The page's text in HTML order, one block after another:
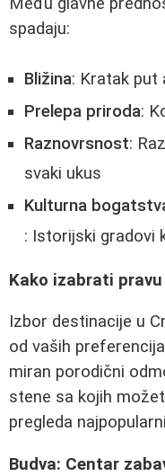
spadaju:
Bližina: Kratak put
Prelepa priroda:
Raznovrsnost:
svaki ukus
Kulturna
: Istorijski gradovi
Kako izabrati
Izbor destinacije u
od vaših
miran porodični
stene sa kojih
pregleda
Budva: Centar